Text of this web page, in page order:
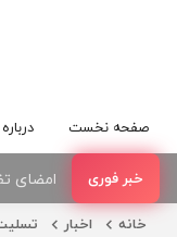
صفحه نخست
کارگاه
امضای
خانه اخبار